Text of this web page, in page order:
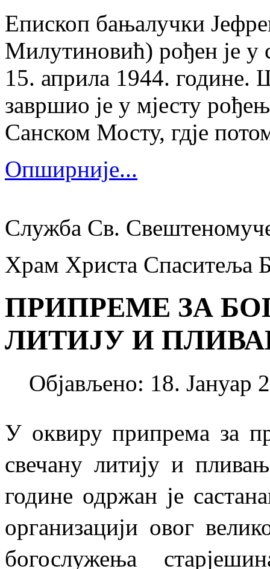
Епископ бањалучки
Милутиновић) рођен је у
15. априла 1944. године.
завршио је у мјесту
Санском Мосту, гдје
Опширније...
Служба Св.
Храм Христа Спаситеља
ПРИПРЕМЕ ЗА
ЛИТИЈУ И
Објављено: 18. Јануар
У оквиру припрема за
свечану литију и
године одржан је
организацији овог
богослужења